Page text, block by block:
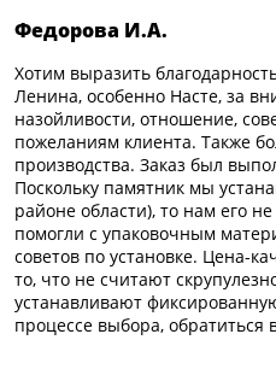
Федорова И.А.
Хотим выразить
Ленина, особенно Насте, за
назойливости, отношение,
пожеланиям клиента. Также
производства. Заказ был
Поскольку памятник мы
районе области), то нам его
помогли с упаковочным
советов по установке. Цена-
то, что не считают
устанавливают
процессе выбора, обратиться